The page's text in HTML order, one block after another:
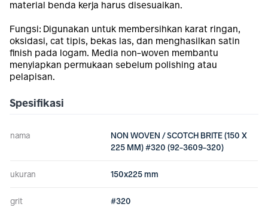
material benda kerja harus disesuaikan.
Fungsi: Digunakan untuk membersihkan karat ringan,
oksidasi, cat tipis, bekas las, dan menghasilkan satin
finish pada logam. Media non-woven membantu
menyiapkan permukaan sebelum polishing atau
pelapisan.
Spesifikasi
nama
NON WOVEN / SCOTCH BRITE (150 X
225 MM) #320 (92-3609-320)
ukuran 150x225 mm
grit #320